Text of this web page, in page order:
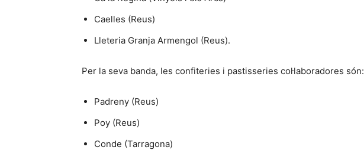
Caelles (Reus)
Lleteria Granja Armengol (Reus).
Per la seva banda, les confiteries i pastisseries col·laboradores són:
Padreny (Reus)
Poy (Reus)
Conde (Tarragona)